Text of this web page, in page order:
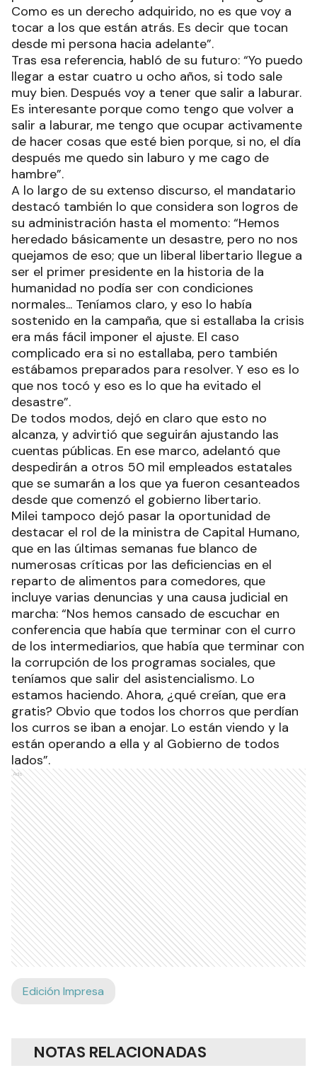
Como es un derecho adquirido, no es que voy a
tocar a los que están atrás. Es decir que tocan
desde mi persona hacia adelante”.
Tras esa referencia, habló de su futuro: “Yo puedo
llegar a estar cuatro u ocho años, si todo sale
muy bien. Después voy a tener que salir a laburar.
Es interesante porque como tengo que volver a
salir a laburar, me tengo que ocupar activamente
de hacer cosas que esté bien porque, si no, el día
después me quedo sin laburo y me cago de
hambre”.
A lo largo de su extenso discurso, el mandatario
destacó también lo que considera son logros de
su administración hasta el momento: “Hemos
heredado básicamente un desastre, pero no nos
quejamos de eso; que un liberal libertario llegue a
ser el primer presidente en la historia de la
humanidad no podía ser con condiciones
normales... Teníamos claro, y eso lo había
sostenido en la campaña, que si estallaba la crisis
era más fácil imponer el ajuste. El caso
complicado era si no estallaba, pero también
estábamos preparados para resolver. Y eso es lo
que nos tocó y eso es lo que ha evitado el
desastre”.
De todos modos, dejó en claro que esto no
alcanza, y advirtió que seguirán ajustando las
cuentas públicas. En ese marco, adelantó que
despedirán a otros 50 mil empleados estatales
que se sumarán a los que ya fueron cesanteados
desde que comenzó el gobierno libertario.
Milei tampoco dejó pasar la oportunidad de
destacar el rol de la ministra de Capital Humano,
que en las últimas semanas fue blanco de
numerosas críticas por las deficiencias en el
reparto de alimentos para comedores, que
incluye varias denuncias y una causa judicial en
marcha: “Nos hemos cansado de escuchar en
conferencia que había que terminar con el curro
de los intermediarios, que había que terminar con
la corrupción de los programas sociales, que
teníamos que salir del asistencialismo. Lo
estamos haciendo. Ahora, ¿qué creían, que era
gratis? Obvio que todos los chorros que perdían
los curros se iban a enojar. Lo están viendo y la
están operando a ella y al Gobierno de todos
lados”.
Ads
Edición Impresa
NOTAS RELACIONADAS